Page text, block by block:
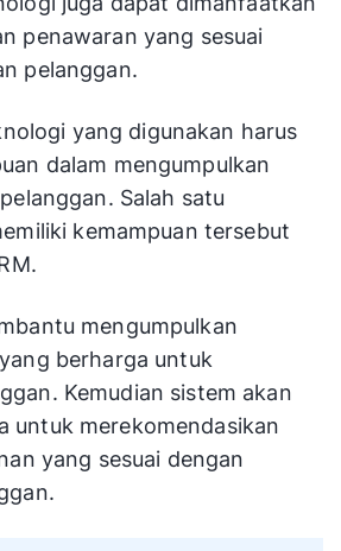
penawaran yang sesuai
pelanggan.
yang digunakan harus
dalam mengumpulkan
Salah satu
kemampuan tersebut
mengumpulkan
berharga untuk
Kemudian sistem akan
untuk merekomendasikan
yang sesuai dengan